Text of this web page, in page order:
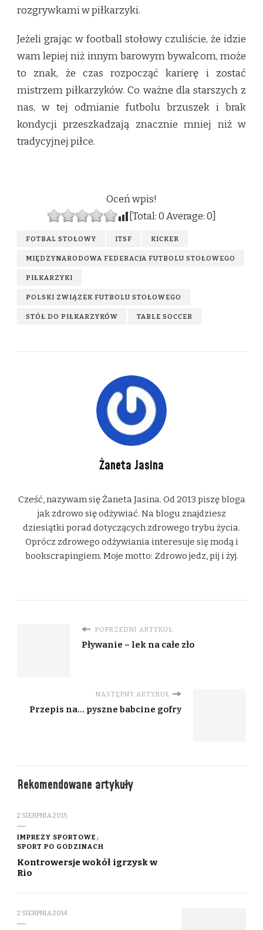
rozgrywkami w piłkarzyki.
Jeżeli grając w football stołowy czuliście, że idzie
wam lepiej niż innym barowym bywalcom, może
to znak, że czas rozpocząć karierę i zostać
mistrzem piłkarzyków. Co ważne dla starszych z
nas, w tej odmianie futbolu brzuszek i brak
kondycji przeszkadzają znacznie mniej niż w
tradycyjnej piłce.
Oceń wpis!
[Total:0Average:0
FOTBAL STOŁOWY ITSF KICKER
MIĘDZYNARODOWA FEDERACJA FUTBOLU STOŁOWEGO
PIŁKARZYKI
POLSKI ZWIĄZEK FUTBOLU STOŁOWEGO
STÓŁ DO PIŁKARZYKÓW TABLE SOCCER
Żaneta Jasina
Cześć, nazywam się Żaneta Jasina. Od 2013 piszę bloga
jak zdrowo się odżywiać. Na blogu znajdziesz
dziesiątki porad dotyczących zdrowego trybu życia.
Oprócz zdrowego odżywiania interesuje się modą i
bookscrapingiem. Moje motto: Zdrowo jedz, pij i żyj.
POPRZEDNI ARTYKUŁ
Pływanie – lek na całe zło
NASTĘPNY ARTYKUŁ
Przepis na… pyszne babcine gofry
Rekomendowane artykuły
2 SIERPNIA 2015
IMPREZY SPORTOWE
SPORT PO GODZINACH
Kontrowersje wokół igrzysk w
Rio
2 SIERPNIA 2014